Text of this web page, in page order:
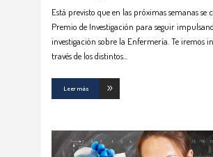
Está previsto que en las próximas semanas se
Premio de Investigación para seguir
investigación sobre la Enfermería. Te iremos
través de los distintos
Leer más